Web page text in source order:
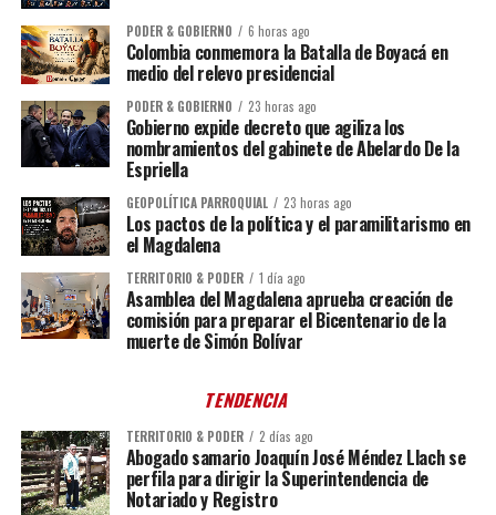
PODER & GOBIERNO 6 horas ago
Colombia conmemora la Batalla de Boyacá en
medio del relevo presidencial
PODER & GOBIERNO 23 horas ago
Gobierno expide decreto que agiliza los
nombramientos del gabinete de Abelardo De la
Espriella
GEOPOLÍTICA PARROQUIAL 23 horas ago
Los pactos de la política y el paramilitarismo en
el Magdalena
TERRITORIO & PODER 1 día ago
Asamblea del Magdalena aprueba creación de
comisión para preparar el Bicentenario de la
muerte de Simón Bolívar
TENDENCIA
TERRITORIO & PODER 2 días ago
Abogado samario Joaquín José Méndez Llach se
perfila para dirigir la Superintendencia de
Notariado y Registro